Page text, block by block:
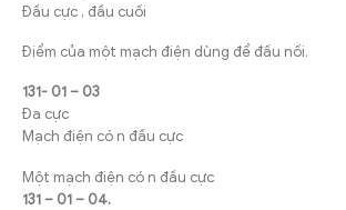
Đầu cực , đầu cuối
Điểm của một mạch điện dùng để đấu nối.
131- 01 – 03
Đa cực
Mạch điện có n đầu cực
Một mạch điện có n đầu cực
131 – 01 – 04.